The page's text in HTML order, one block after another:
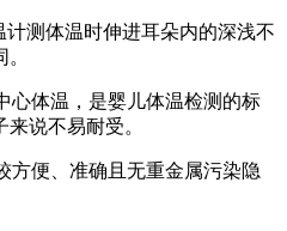
计测体温时伸进耳朵内的深浅不
心体温，是婴儿体温检测的标
说不易耐受。
方便、准确且无重金属污染隐